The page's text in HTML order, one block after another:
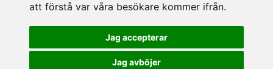
att förstå var våra besökare kommer ifrån.
Jag accepterar
Jag avböjer